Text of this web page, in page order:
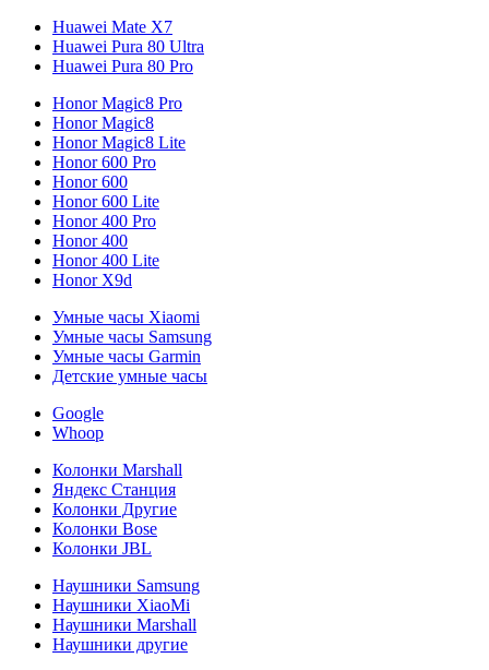
Huawei Mate X7
Huawei Pura 80 Ultra
Huawei Pura 80 Pro
Honor Magic8 Pro
Honor Magic8
Honor Magic8 Lite
Honor 600 Pro
Honor 600
Honor 600 Lite
Honor 400 Pro
Honor 400
Honor 400 Lite
Honor X9d
Умные часы Xiaomi
Умные часы Samsung
Умные часы Garmin
Детские умные часы
Google
Whoop
Колонки Marshall
Яндекс Станция
Колонки Другие
Колонки Bose
Колонки JBL
Наушники Samsung
Наушники XiaoMi
Наушники Marshall
Наушники другие